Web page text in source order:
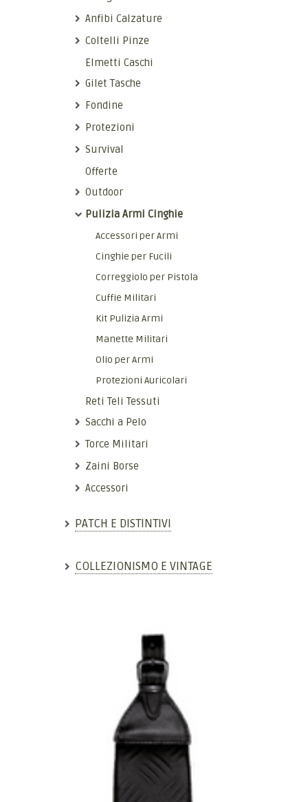
Anfibi Calzature
Coltelli Pinze
Elmetti Caschi
Gilet Tasche
Fondine
Protezioni
Survival
Offerte
Outdoor
Pulizia Armi Cinghie
Accessori per Armi
Cinghie per Fucili
Correggiolo per Pistola
Cuffie Militari
Kit Pulizia Armi
Manette Militari
Olio per Armi
Protezioni Auricolari
Reti Teli Tessuti
Sacchi a Pelo
Torce Militari
Zaini Borse
Accessori
PATCH E DISTINTIVI
COLLEZIONISMO E VINTAGE